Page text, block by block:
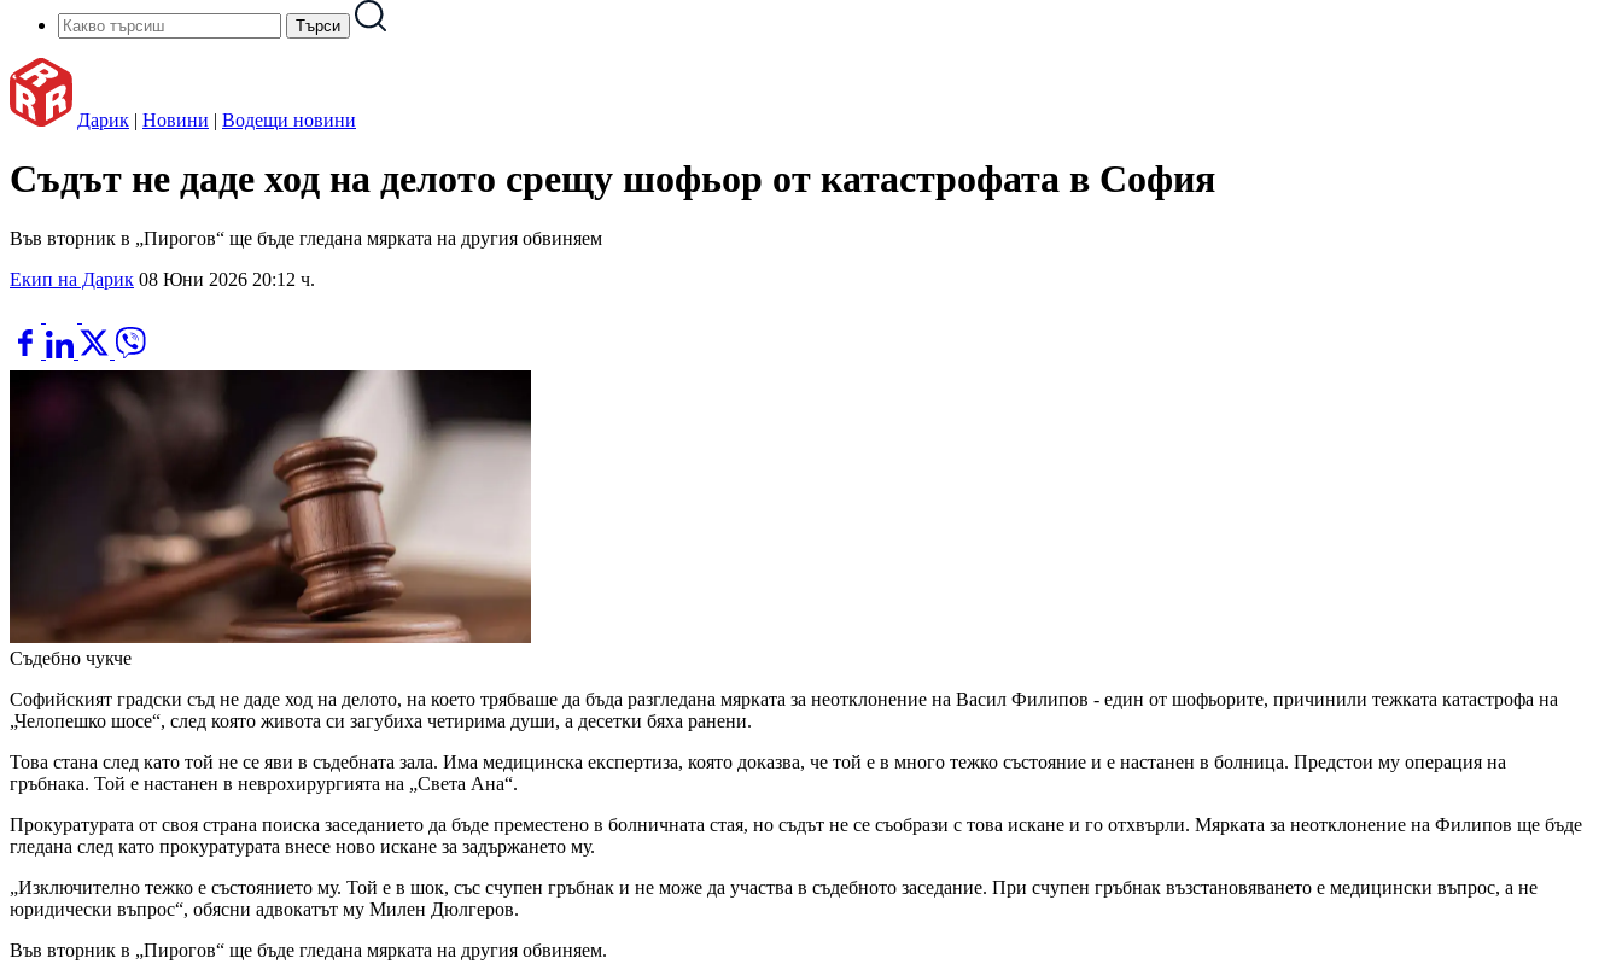
Дарик | Новини | Водещи новини
Съдът не даде ход на делото срещу шофьор от катастрофата в София
Във вторник в „Пирогов“ ще бъде гледана мярката на другия обвиняем
Екип на Дарик 08 Юни 2026 20:12 ч.
Съдебно чукче
Софийският градски съд не даде ход на делото, на което трябваше да бъда разгледана мярката за неотклонение на Васил Филипов - един от шофьорите, причинили тежката катастрофа на
„Челопешко шосе“, след която живота си загубиха четирима души, а десетки бяха ранени.
Това стана след като той не се яви в съдебната зала. Има медицинска експертиза, която доказва, че той е в много тежко състояние и е настанен в болница. Предстои му операция на
гръбнака. Той е настанен в неврохирургията на „Света Ана“.
Прокуратурата от своя страна поиска заседанието да бъде преместено в болничната стая, но съдът не се съобрази с това искане и го отхвърли. Мярката за неотклонение на Филипов ще бъде
гледана след като прокуратурата внесе ново искане за задържането му.
„Изключително тежко е състоянието му. Той е в шок, със счупен гръбнак и не може да участва в съдебното заседание. При счупен гръбнак възстановяването е медицински въпрос, а не
юридически въпрос“, обясни адвокатът му Милен Дюлгеров.
Във вторник в „Пирогов“ ще бъде гледана мярката на другия обвиняем.